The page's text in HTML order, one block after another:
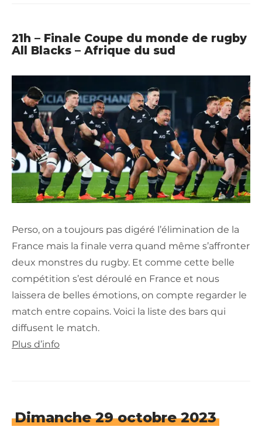
21h – Finale Coupe du monde de rugby
All Blacks – Afrique du sud
Perso, on a toujours pas digéré l’élimination de la
France mais la finale verra quand même s’affronter
deux monstres du rugby. Et comme cette belle
compétition s’est déroulé en France et nous
laissera de belles émotions, on compte regarder le
match entre copains. Voici la liste des bars qui
diffusent le match.
Plus d’info
Dimanche 29 octobre 2023